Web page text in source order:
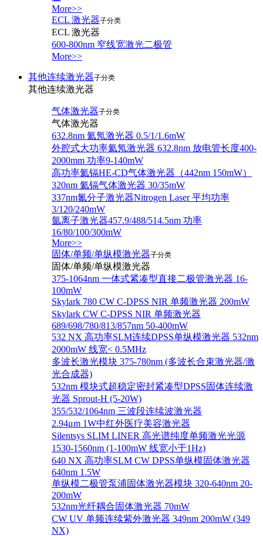
More>>
ECL 激光器子分类
ECL 激光器
600-800nm 窄线宽激光二极管
More>>
其他连续激光器子分类
其他连续激光器
气体激光器子分类
气体激光器
632.8nm 氦氖激光器 0.5/1/1.6mW
外腔式大功率氦氖激光器 632.8nm 放电管长度400-
2000mm 功率9-140mW
高功率氦镉HE-CD气体激光器（442nm 150mW）
320nm 氦镉气体激光器 30/35mW
337nm氮分子激光器Nitrogen Laser 平均功率
3/120/240mW
氩离子激光器457.9/488/514.5nm 功率
16/80/100/300mW
More>>
固体/单频/单纵模激光器子分类
固体/单频/单纵模激光器
375-1064nm 一体式紧凑型直接二极管激光器 16-
100mW
Skylark 780 CW C-DPSS NIR 单频激光器 200mW
Skylark CW C-DPSS NIR 单频激光器
689/698/780/813/857nm 50-400mW
532 NX 高功率SLM连续DPSS单纵模激光器 532nm
2000mW 线宽< 0.5MHz
多波长激光模块 375-780nm (多波长合束激光器/激
光合成器)
532nm 模块式超稳定密封紧凑型DPSS固体连续激
光器 Sprout-H (5-20W)
355/532/1064nm 三波段连续波激光器
2.94μm 1W中红外医疗美容激光器
Silentsys SLIM LINER 高光谱纯度单频激光光源
1530-1560nm (1-100mW 线宽小于1Hz)
640 NX 高功率SLM CW DPSS单纵模固体激光器
640nm 1.5W
单纵模二极管泵浦固体激光器模块 320-640nm 20-
200mW
532nm光纤耦合固体激光器 70mW
CW UV 单频连续紫外激光器 349nm 200mW (349
NX)